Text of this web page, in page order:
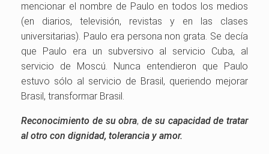
mencionar el nombre de Paulo en todos los medios
(en diarios, televisión, revistas y en las clases
universitarias). Paulo era persona non grata. Se decía
que Paulo era un subversivo al servicio Cuba, al
servicio de Moscú. Nunca entendieron que Paulo
estuvo sólo al servicio de Brasil, queriendo mejorar
Brasil, transformar Brasil.
Reconocimiento de su obra, de su capacidad de tratar
al otro con dignidad, tolerancia y amor.